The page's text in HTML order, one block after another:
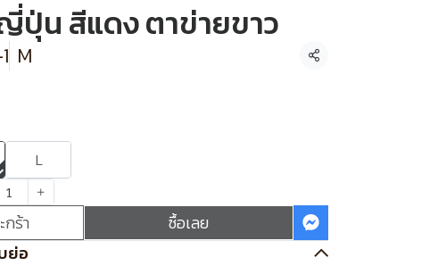
ปุ่น สีแดง ตาข่ายขาว
M แชร์
L
ร้า
ซื้อเลย
ย่อ